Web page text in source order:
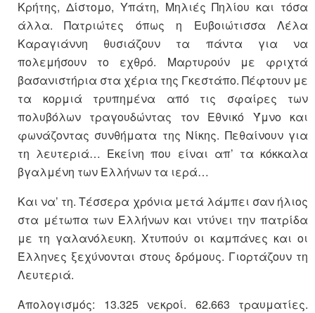
Κρήτης, Δίστομο, Υπάτη, Μηλιές Πηλίου και τόσα
άλλα. Πατριώτες όπως η Ευβοιώτισσα Λέλα
Καραγιάννη θυσιάζουν τα πάντα για να
πολεμήσουν το εχθρό. Μαρτυρούν με φριχτά
βασανιστήρια στα χέρια της Γκεστάπο. Πέφτουν με
τα κορμιά τρυπημένα από τις σφαίρες των
πολυβόλων τραγουδώντας τον Εθνικό Ύμνο και
φωνάζοντας συνθήματα της Νίκης. Πεθαίνουν για
τη λευτεριά… Εκείνη που είναι απ’ τα κόκκαλα
βγαλμένη των Ελλήνων τα ιερά…
Και να’ τη. Τέσσερα χρόνια μετά λάμπει σαν ήλιος
στα μέτωπα των Ελλήνων και ντύνει την πατρίδα
με τη γαλανόλευκη. Χτυπούν οι καμπάνες και οι
Έλληνες ξεχύνονται στους δρόμους. Γιορτάζουν τη
Λευτεριά.
Απολογισμός: 13.325 νεκροί. 62.663 τραυματίες.